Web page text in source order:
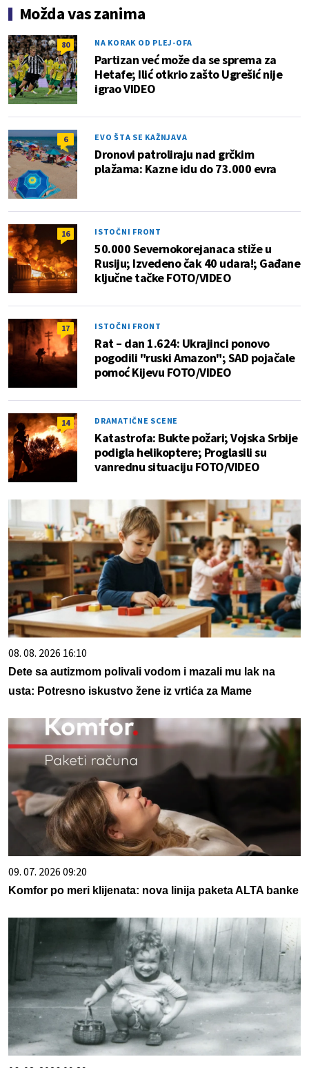
Možda vas zanima
80 NA KORAK OD PLEJ-OFA
Partizan već može da se sprema za
Hetafe; Ilić otkrio zašto Ugrešić nije
igrao VIDEO
6 EVO ŠTA SE KAŽNJAVA
Dronovi patroliraju nad grčkim
plažama: Kazne idu do 73.000 evra
16 ISTOČNI FRONT
50.000 Severnokorejanaca stiže u
Rusiju; Izvedeno čak 40 udara!; Gađane
ključne tačke FOTO/VIDEO
17 ISTOČNI FRONT
Rat – dan 1.624: Ukrajinci ponovo
pogodili "ruski Amazon"; SAD pojačale
pomoć Kijevu FOTO/VIDEO
14 DRAMATIČNE SCENE
Katastrofa: Bukte požari; Vojska Srbije
podigla helikoptere; Proglasili su
vanrednu situaciju FOTO/VIDEO
08. 08. 2026 16:10
Dete sa autizmom polivali vodom i mazali mu lak na
usta: Potresno iskustvo žene iz vrtića za Mame
09. 07. 2026 09:20
Komfor po meri klijenata: nova linija paketa ALTA banke